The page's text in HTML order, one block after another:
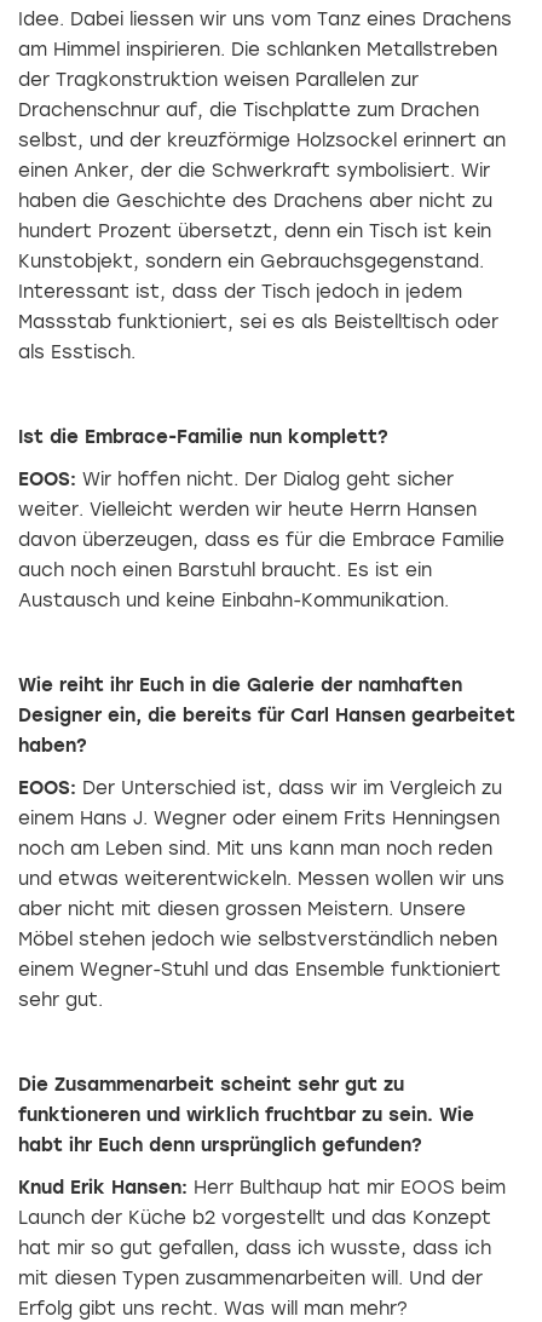
Idee. Dabei liessen wir uns vom Tanz eines Drachens
am Himmel inspirieren. Die schlanken Metallstreben
der Tragkonstruktion weisen Parallelen zur
Drachenschnur auf, die Tischplatte zum Drachen
selbst, und der kreuzförmige Holzsockel erinnert an
einen Anker, der die Schwerkraft symbolisiert. Wir
haben die Geschichte des Drachens aber nicht zu
hundert Prozent übersetzt, denn ein Tisch ist kein
Kunstobjekt, sondern ein Gebrauchsgegenstand.
Interessant ist, dass der Tisch jedoch in jedem
Massstab funktioniert, sei es als Beistelltisch oder
als Esstisch.
Ist die Embrace-Familie nun komplett?
EOOS: Wir hoffen nicht. Der Dialog geht sicher
weiter. Vielleicht werden wir heute Herrn Hansen
davon überzeugen, dass es für die Embrace Familie
auch noch einen Barstuhl braucht. Es ist ein
Austausch und keine Einbahn-Kommunikation.
Wie reiht ihr Euch in die Galerie der namhaften
Designer ein, die bereits für Carl Hansen gearbeitet
haben?
EOOS: Der Unterschied ist, dass wir im Vergleich zu
einem Hans J. Wegner oder einem Frits Henningsen
noch am Leben sind. Mit uns kann man noch reden
und etwas weiterentwickeln. Messen wollen wir uns
aber nicht mit diesen grossen Meistern. Unsere
Möbel stehen jedoch wie selbstverständlich neben
einem Wegner-Stuhl und das Ensemble funktioniert
sehr gut.
Die Zusammenarbeit scheint sehr gut zu
funktioneren und wirklich fruchtbar zu sein. Wie
habt ihr Euch denn ursprünglich gefunden?
Knud Erik Hansen: Herr Bulthaup hat mir EOOS beim
Launch der Küche b2 vorgestellt und das Konzept
hat mir so gut gefallen, dass ich wusste, dass ich
mit diesen Typen zusammenarbeiten will. Und der
Erfolg gibt uns recht. Was will man mehr?